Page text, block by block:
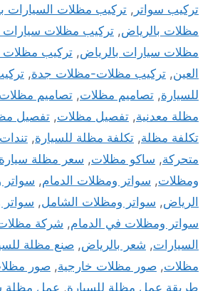
تركيب سواتر , تركيب مظلات السيارات
مظلات بالرياض, تركيب مظلات سيارات
مظلات سيارات بالرياض, تركيب
العين, تركيب مظلات-مظلات جدة,
للسيارة, تصاميم مظلات, تصاميم
مظلة معدنية, تفصيل مظلات, تفصيل
تكلفة مظلة, تكلفة مظلة للسيارة,
متحركة, ساكو مظلات, سعر مظلة سيارة
ومظلات, سواتر ومظلات الدمام,
الرياض, سواتر ومظلات الشامل,
سواتر ومظلات في الدمام, شركة
السيارات, شعر بالرياض, صنع مظلة
مظلات, صور مظلات خارجية, صور
طريقة عمل مظلة للسيارة, عمل مظلة